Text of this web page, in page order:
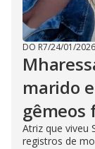
DO R7/24/01/2026
marido
gêmeos
Atriz que viveu
registros de